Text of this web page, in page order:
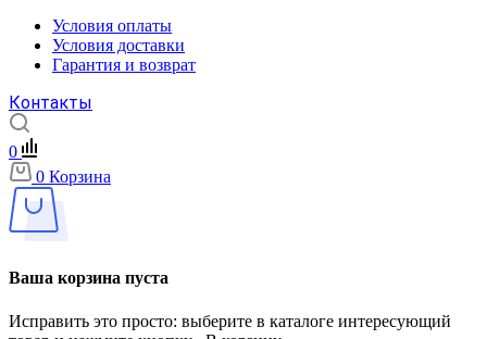
Условия оплаты
Условия доставки
Гарантия и возврат
Контакты
0
0 Корзина
Ваша корзина пуста
Исправить это просто: выберите в каталоге интересующий